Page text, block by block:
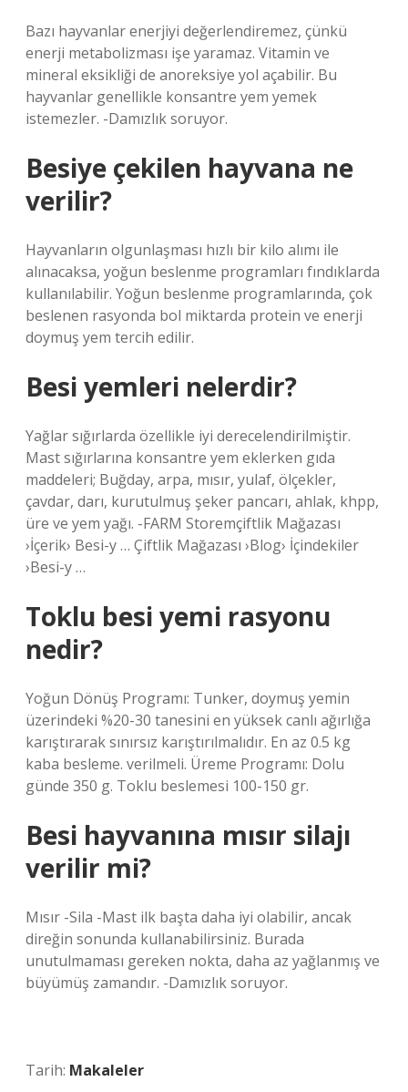
Bazı hayvanlar enerjiyi değerlendiremez, çünkü
enerji metabolizması işe yaramaz. Vitamin ve
mineral eksikliği de anoreksiye yol açabilir. Bu
hayvanlar genellikle konsantre yem yemek
istemezler. -Damızlık soruyor.
Besiye çekilen hayvana ne
verilir?
Hayvanların olgunlaşması hızlı bir kilo alımı ile
alınacaksa, yoğun beslenme programları fındıklarda
kullanılabilir. Yoğun beslenme programlarında, çok
beslenen rasyonda bol miktarda protein ve enerji
doymuş yem tercih edilir.
Besi yemleri nelerdir?
Yağlar sığırlarda özellikle iyi derecelendirilmiştir.
Mast sığırlarına konsantre yem eklerken gıda
maddeleri; Buğday, arpa, mısır, yulaf, ölçekler,
çavdar, darı, kurutulmuş şeker pancarı, ahlak, khpp,
üre ve yem yağı. -FARM Storemçiftlik Mağazası
›İçerik› Besi-y … Çiftlik Mağazası ›Blog› İçindekiler
›Besi-y …
Toklu besi yemi rasyonu
nedir?
Yoğun Dönüş Programı: Tunker, doymuş yemin
üzerindeki %20-30 tanesini en yüksek canlı ağırlığa
karıştırarak sınırsız karıştırılmalıdır. En az 0.5 kg
kaba besleme. verilmeli. Üreme Programı: Dolu
günde 350 g. Toklu beslemesi 100-150 gr.
Besi hayvanına mısır silajı
verilir mi?
Mısır -Sila -Mast ilk başta daha iyi olabilir, ancak
direğin sonunda kullanabilirsiniz. Burada
unutulmaması gereken nokta, daha az yağlanmış ve
büyümüş zamandır. -Damızlık soruyor.
Tarih: Makaleler